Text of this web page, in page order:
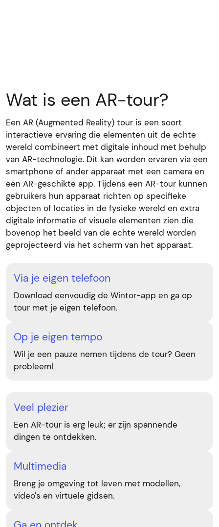
Wat is een AR-tour?
Een AR (Augmented Reality) tour is een soort
interactieve ervaring die elementen uit de echte
wereld combineert met digitale inhoud met behulp
van AR-technologie. Dit kan worden ervaren via een
smartphone of ander apparaat met een camera en
een AR-geschikte app. Tijdens een AR-tour kunnen
gebruikers hun apparaat richten op specifieke
objecten of locaties in de fysieke wereld en extra
digitale informatie of visuele elementen zien die
bovenop het beeld van de echte wereld worden
geprojecteerd via het scherm van het apparaat.
Via je eigen telefoon
Download eenvoudig de Wintor-app en ga op
tour met je eigen telefoon.
Op je eigen tempo
Wil je een pauze nemen tijdens de tour? Geen
probleem!
Veel plezier
Een AR-tour is erg leuk; er zijn spannende
dingen te ontdekken.
Multimedia
Breng je omgeving tot leven met modellen,
video's en virtuele gidsen.